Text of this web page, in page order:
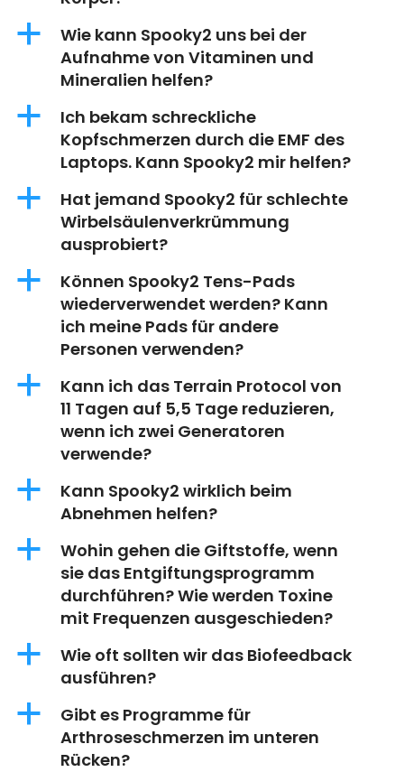
a
Wie kann Spooky2 uns bei der
Aufnahme von Vitaminen und
Mineralien helfen?
a
Ich bekam schreckliche
Kopfschmerzen durch die EMF des
Laptops. Kann Spooky2 mir helfen?
a
Hat jemand Spooky2 für schlechte
Wirbelsäulenverkrümmung
ausprobiert?
a
Können Spooky2 Tens-Pads
wiederverwendet werden? Kann
ich meine Pads für andere
Personen verwenden?
a
Kann ich das Terrain Protocol von
11 Tagen auf 5,5 Tage reduzieren,
wenn ich zwei Generatoren
verwende?
a
Kann Spooky2 wirklich beim
Abnehmen helfen?
a
Wohin gehen die Giftstoffe, wenn
sie das Entgiftungsprogramm
durchführen? Wie werden Toxine
mit Frequenzen ausgeschieden?
a
Wie oft sollten wir das Biofeedback
ausführen?
a
Gibt es Programme für
Arthroseschmerzen im unteren
Rücken?